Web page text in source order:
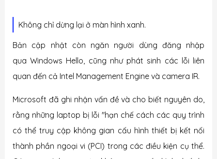
Không chỉ dừng lại ở màn hình xanh.
Bản cập nhật còn ngăn người dùng đăng nhập
qua Windows Hello, cũng như phát sinh các lỗi liên
quan đến cả Intel Management Engine và camera IR.
Microsoft đã ghi nhận vấn đề và cho biết nguyên do,
rằng những laptop bị lỗi "hạn chế cách các quy trình
có thể truy cập không gian cấu hình thiết bị kết nối
thành phần ngoại vi (PCI) trong các điều kiện cụ thể.